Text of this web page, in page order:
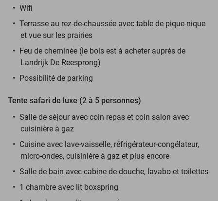
Wifi
Terrasse au rez-de-chaussée avec table de pique-nique
et vue sur les prairies
Feu de cheminée (le bois est à acheter auprès de
Landrijk De Reesprong)
Possibilité de parking
Tente safari de luxe (2 à 5 personnes)
Salle de séjour avec coin repas et coin salon avec
cuisinière à gaz
Cuisine avec lave-vaisselle, réfrigérateur-congélateur,
micro-ondes, cuisinière à gaz et plus encore
Salle de bain avec cabine de douche, lavabo et toilettes
1 chambre avec lit boxspring